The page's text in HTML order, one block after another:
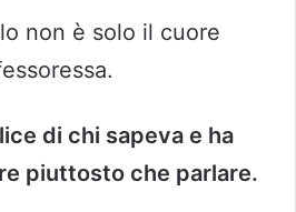
non è solo il cuore
di chi sapeva e ha
piuttosto che parlare.